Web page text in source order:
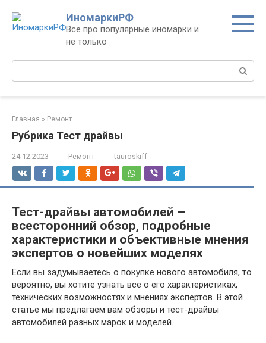
контенту
ИномаркиРФ
Все про популярные иномарки и
не только
Поиск:
Главная » Ремонт
Рубрика Тест драйвы
24.12.2023 Ремонт tauroskiff
Тест-драйвы автомобилей –
всесторонний обзор, подробные
характеристики и объективные мнения
экспертов о новейших моделях
Если вы задумываетесь о покупке нового автомобиля, то
вероятно, вы хотите узнать все о его характеристиках,
технических возможностях и мнениях экспертов. В этой
статье мы предлагаем вам обзоры и тест-драйвы
автомобилей разных марок и моделей.